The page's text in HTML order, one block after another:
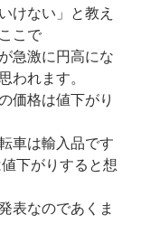
けない」と教え
こで
急激に円高にな
われます。
価格は値下がり
車は輸入品です
下がりすると想
表なのであくま